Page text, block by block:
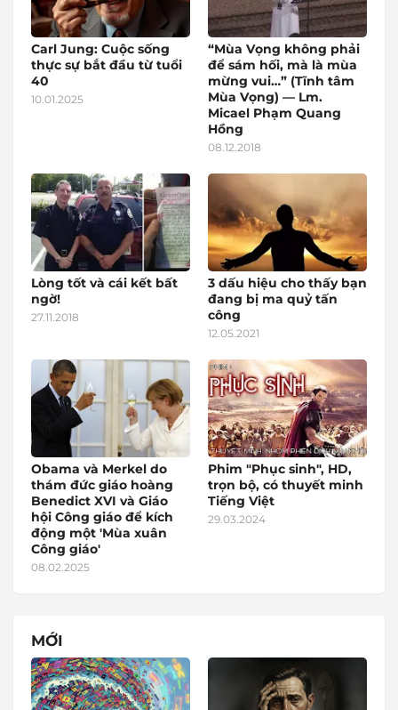
Carl Jung: Cuộc sống
thực sự bắt đầu từ tuổi
40
10.01.2025
“Mùa Vọng không phải
để sám hối, mà là mùa
mừng vui…” (Tĩnh tâm
Mùa Vọng) — Lm.
Micael Phạm Quang
Hồng
08.12.2018
Lòng tốt và cái kết bất
ngờ!
27.11.2018
3 dấu hiệu cho thấy bạn
đang bị ma quỷ tấn
công
12.05.2021
Obama và Merkel do
thám đức giáo hoàng
Benedict XVI và Giáo
hội Công giáo để kích
động một 'Mùa xuân
Công giáo'
08.02.2025
Phim "Phục sinh", HD,
trọn bộ, có thuyết minh
Tiếng Việt
29.03.2024
MỚI